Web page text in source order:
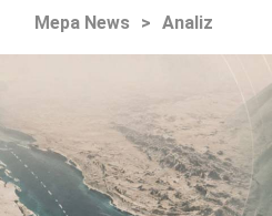
Mepa News > Analiz